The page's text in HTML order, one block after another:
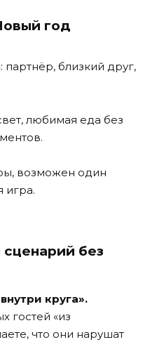
год
близкий друг,
любимая еда без
возможен один
игра.
сценарий без
круга».
гостей «из
что они нарушат